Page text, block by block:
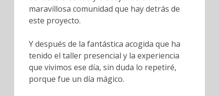
maravillosa comunidad que hay detrás de
este proyecto.
Y después de la fantástica acogida que ha
tenido el taller presencial y la experiencia
que vivimos ese día, sin duda lo repetiré,
porque fue un día mágico.